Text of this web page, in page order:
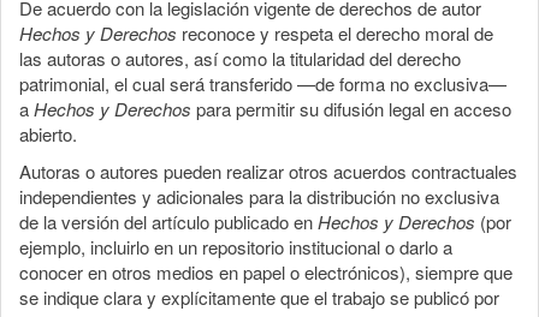
De acuerdo con la legislación vigente de derechos de autor
Hechos y Derechos reconoce y respeta el derecho moral de
las autoras o autores, así como la titularidad del derecho
patrimonial, el cual será transferido —de forma no exclusiva—
aHechos y Derechos para permitir su difusión legal en acceso
abierto.
Autoras o autores pueden realizar otros acuerdos contractuales
independientes y adicionales para la distribución no exclusiva
de la versión del artículo publicado enHechos y Derechos (por
ejemplo, incluirlo en un repositorio institucional o darlo a
conocer en otros medios en papel o electrónicos), siempre que
se indique clara y explícitamente que el trabajo se publicó por